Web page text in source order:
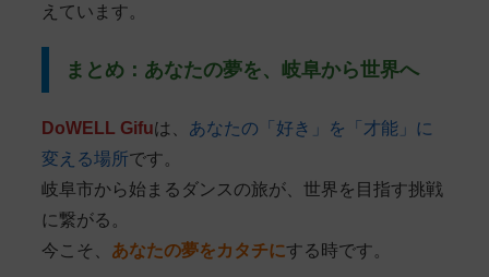
えています。
まとめ：あなたの夢を、岐阜から世界へ
DoWELL Gifuは、 あなたの「好き」を「才能」に
変える場所です。
岐阜市から始まるダンスの旅が、世界を目指す挑戦
に繋がる。
今こそ、 あなたの夢をカタチにする時です。